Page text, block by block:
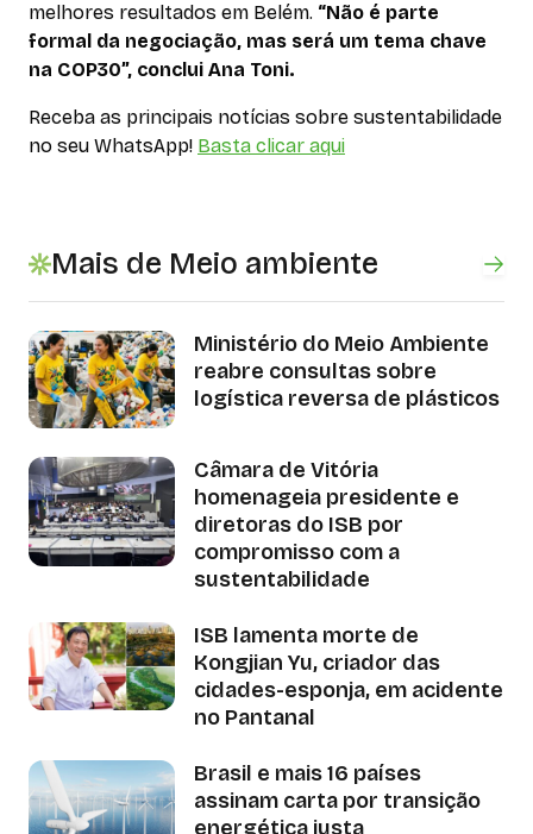
melhores resultados em Belém. “Não é parte
formal da negociação, mas será um tema chave
na COP30”, conclui Ana Toni.
Receba as principais notícias sobre sustentabilidade
no seu WhatsApp! Basta clicar aqui
Mais de Meio ambiente
Ministério do Meio Ambiente
reabre consultas sobre
logística reversa de plásticos
Câmara de Vitória
homenageia presidente e
diretoras do ISB por
compromisso com a
sustentabilidade
ISB lamenta morte de
Kongjian Yu, criador das
cidades-esponja, em acidente
no Pantanal
Brasil e mais 16 países
assinam carta por transição
energética justa